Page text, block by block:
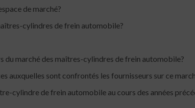
de marché?
cylindres de frein automobile?
du marché des maîtres-cylindres de frein automobile?
auxquelles sont confrontés les fournisseurs sur ce
cylindre de frein automobile au cours des années